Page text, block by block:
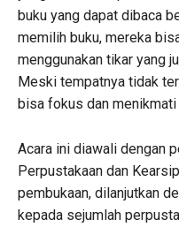
buku yang dapat dibaca
memilih buku, mereka
menggunakan tikar yang
Meski tempatnya tidak
bisa fokus dan menikmati
Acara ini diawali dengan
Perpustakaan dan
pembukaan, dilanjutkan
kepada sejumlah